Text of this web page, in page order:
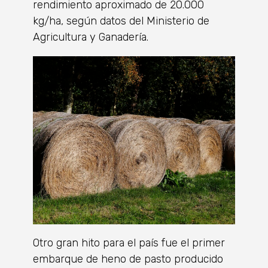
rendimiento aproximado de 20.000
kg/ha, según datos del Ministerio de
Agricultura y Ganadería.
Otro gran hito para el país fue el primer
embarque de heno de pasto producido